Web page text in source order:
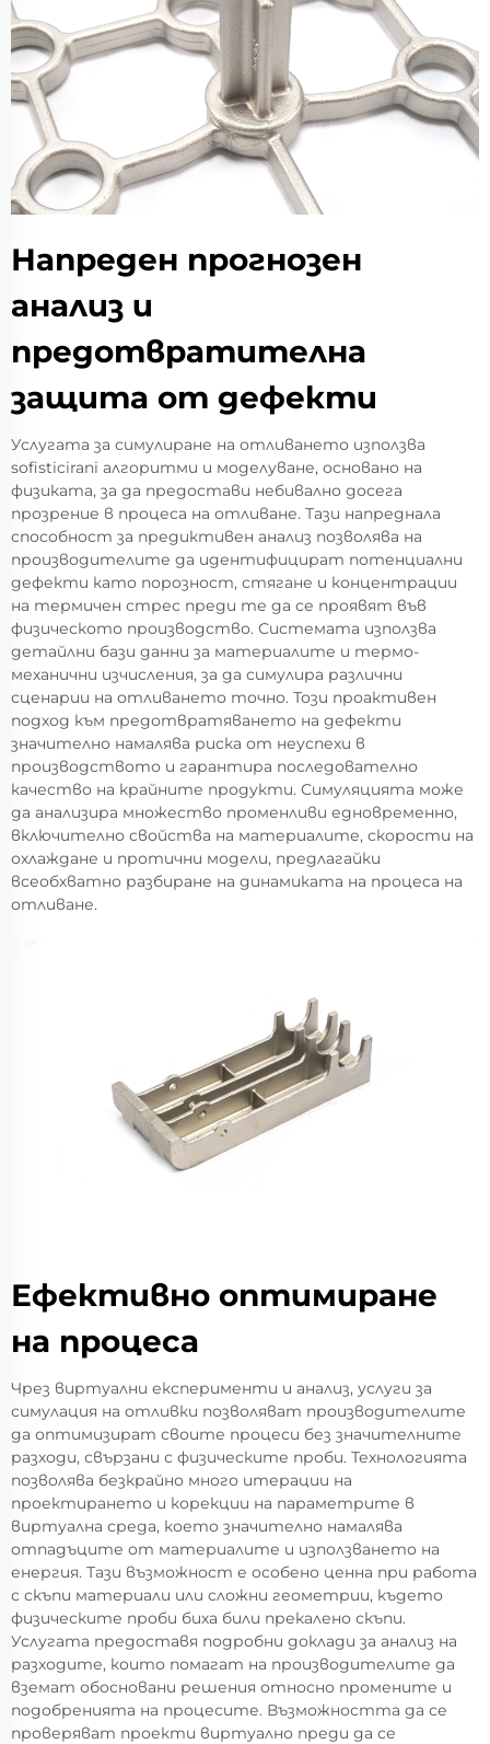
Напреден прогнозен
анализ и
предотвратителна
защита от дефекти
Услугата за симулиране на отливането използва
sofisticirani алгоритми и моделуване, основано на
физиката, за да предостави небивално досега
прозрение в процеса на отливане. Тази напреднала
способност за предиктивен анализ позволява на
производителите да идентифицират потенциални
дефекти като порозност, стягане и концентрации
на термичен стрес преди те да се проявят във
физическото производство. Системата използва
детайлни бази данни за материалите и термо-
механични изчисления, за да симулира различни
сценарии на отливането точно. Този проактивен
подход към предотвратяването на дефекти
значително намалява риска от неуспехи в
производството и гарантира последователно
качество на крайните продукти. Симуляцията може
да анализира множество променливи едновременно,
включително свойства на материалите, скорости на
охлаждане и протични модели, предлагайки
всеобхватно разбиране на динамиката на процеса на
отливане.
Ефективно оптимиране
на процеса
Чрез виртуални експерименти и анализ, услуги за
симулация на отливки позволяват производителите
да оптимизират своите процеси без значителните
разходи, свързани с физическите проби. Технологията
позволява безкрайно много итерации на
проектирането и корекции на параметрите в
виртуална среда, което значително намалява
отпадъците от материалите и използването на
енергия. Тази възможност е особено ценна при работа
с скъпи материали или сложни геометрии, където
физическите проби биха били прекалено скъпи.
Услугата предоставя подробни доклади за анализ на
разходите, които помагат на производителите да
вземат обосновани решения относно промените и
подобренията на процесите. Възможността да се
проверяват проекти виртуално преди да се